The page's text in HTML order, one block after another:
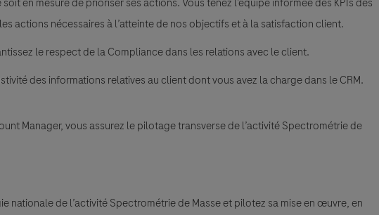
actions nécessaires à l’atteinte de nos objectifs et à la satisfaction client.
le respect de la Compliance dans les relations avec le client.
des informations relatives au client dont vous avez la charge dans le CRM.
Manager, vous assurez le pilotage transverse de l’activité Spectrométrie de
nationale de l’activité Spectrométrie de Masse et pilotez sa mise en œuvre, en